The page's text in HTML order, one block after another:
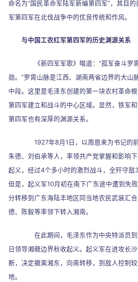
命名为“国民革命军陆军新编第四军”，其目
军第四军在北伐战争中的优良传统和作风。
与中国工农红军第四军的历史渊源关系
《新四军军歌》唱道： “孤军奋斗罗
勋。 ”罗霄山脉是江西、湖南两省边界的大山
中段。这里是毛泽东创建的第一块农村革命
第四军建立和战斗的中心区域。显然，铁军
第四军也有深厚的渊源关系。
1927年8 月 1 日，以周恩来为书记的
朱德、刘伯承等人，率领共产党掌握和影响
起义，经过4个多小时的激烈战斗，全歼守敌
但是，起义军10月初在南下广东途中遭到失
分转移到广东海陆丰地区同当地农民武装汇
德、陈毅等率领下转入湘南。
在此期间，毛泽东作为中央特派员到
日领导湘赣边界秋收起义。起义军在进攻长
断，决定撤离湘东，向南转移，到敌人控制
地。